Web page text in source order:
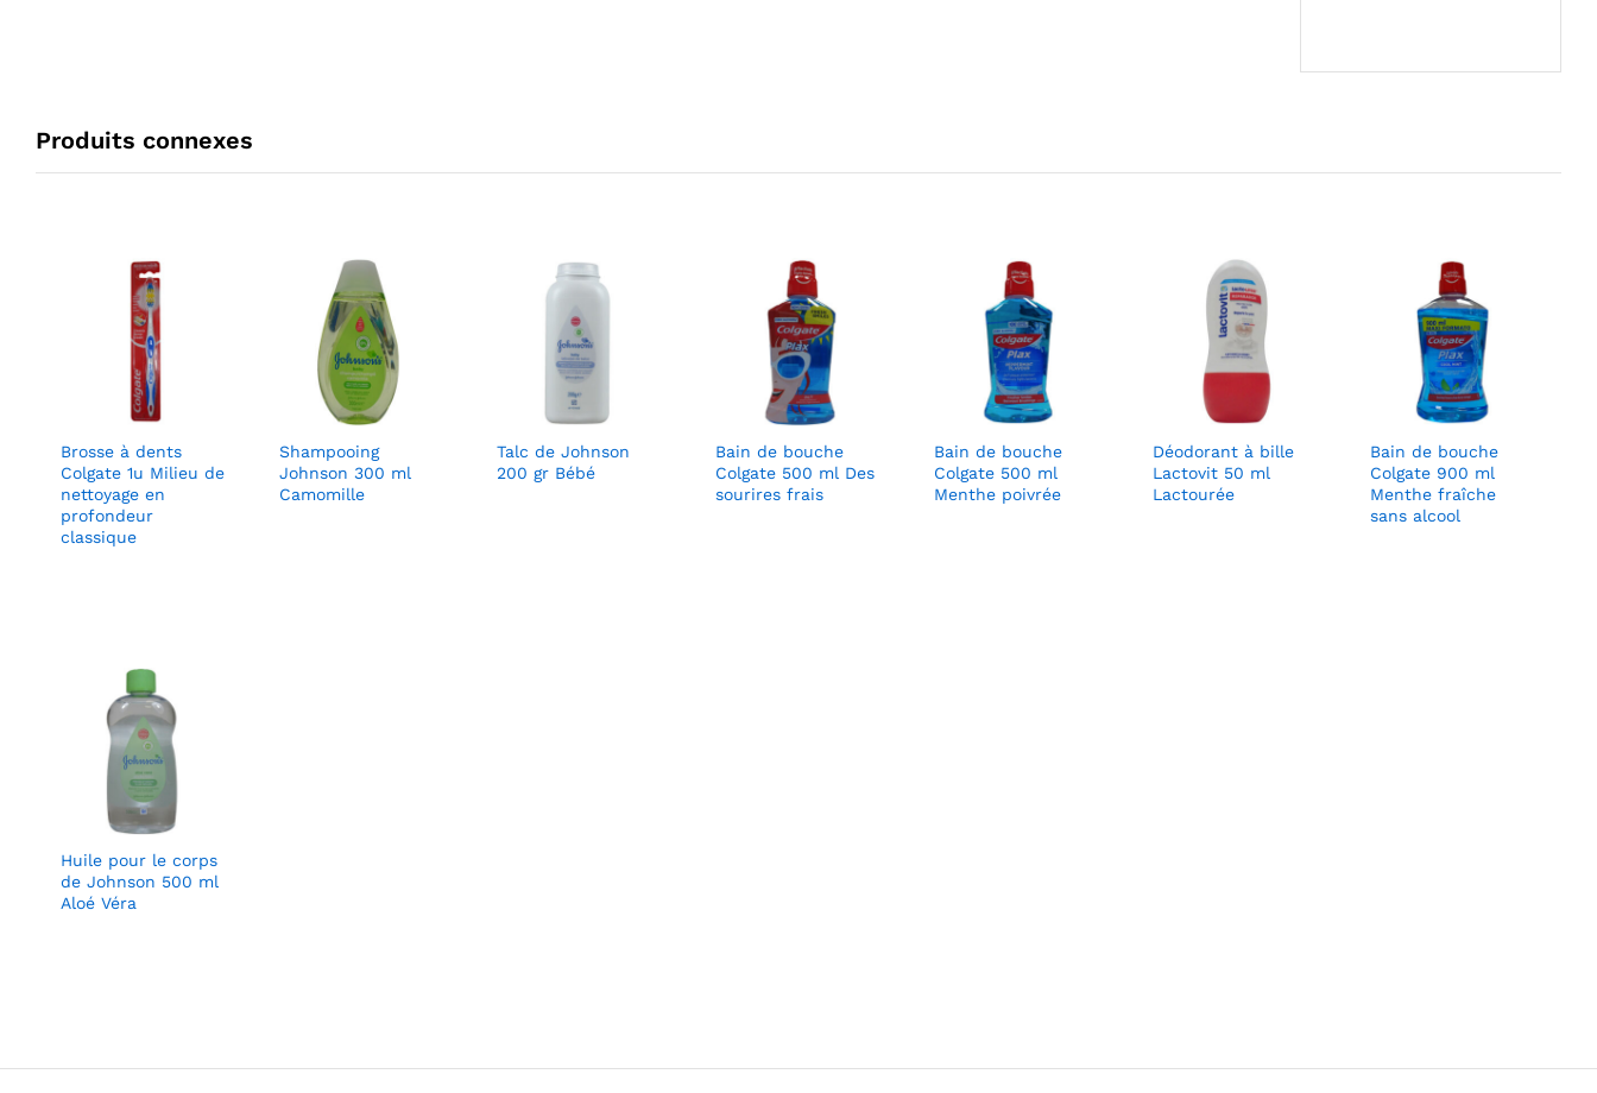
Produits connexes
Brosse à dents
Colgate 1u Milieu de
nettoyage en
profondeur
classique
Shampooing
Johnson 300 ml
Camomille
Talc de Johnson
200 gr Bébé
Bain de bouche
Colgate 500 ml Des
sourires frais
Bain de bouche
Colgate 500 ml
Menthe poivrée
Déodorant à bille
Lactovit 50 ml
Lactourée
Bain de bouche
Colgate 900 ml
Menthe fraîche
sans alcool
Huile pour le corps
de Johnson 500 ml
Aloé Véra